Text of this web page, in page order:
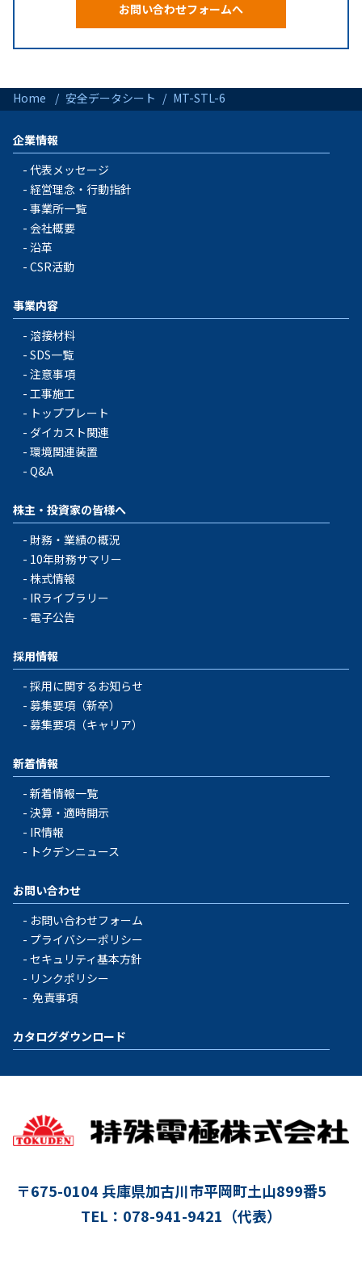
お問い合わせフォームへ
Home 安全データシート MT-STL-6
企業情報
代表メッセージ
経営理念・行動指針
事業所一覧
会社概要
沿革
CSR活動
事業内容
溶接材料
SDS一覧
注意事項
工事施工
トッププレート
ダイカスト関連
環境関連装置
Q&A
株主・投資家の皆様へ
財務・業績の概況
10年財務サマリー
株式情報
IRライブラリー
電子公告
採用情報
採用に関するお知らせ
募集要項（新卒）
募集要項（キャリア）
新着情報
新着情報一覧
決算・適時開示
IR情報
トクデンニュース
お問い合わせ
お問い合わせフォーム
プライバシーポリシー
セキュリティ基本方針
リンクポリシー
免責事項
カタログダウンロード
〒675-0104 兵庫県加古川市平岡町土山899番5
TEL：078-941-9421（代表）